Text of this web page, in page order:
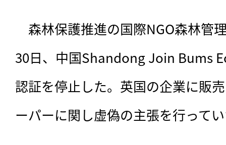
森林保護推進の国際NGO森林管
30日、中国Shandong Join Bums
認証を停止した。英国の企業に販
ーパーに関し虚偽の主張を行って